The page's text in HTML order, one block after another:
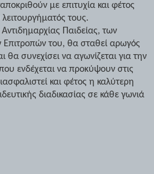
με επιτυχία και φέτος
τους.
Παιδείας, των
Επιτροπών του, θα σταθεί αρωγός
συνεχίσει να αγωνίζεται για την
ενδέχεται να προκύψουν στις
και φέτος η καλύτερη
διαδικασίας σε κάθε γωνιά